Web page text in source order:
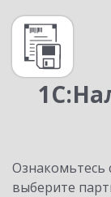
выберите